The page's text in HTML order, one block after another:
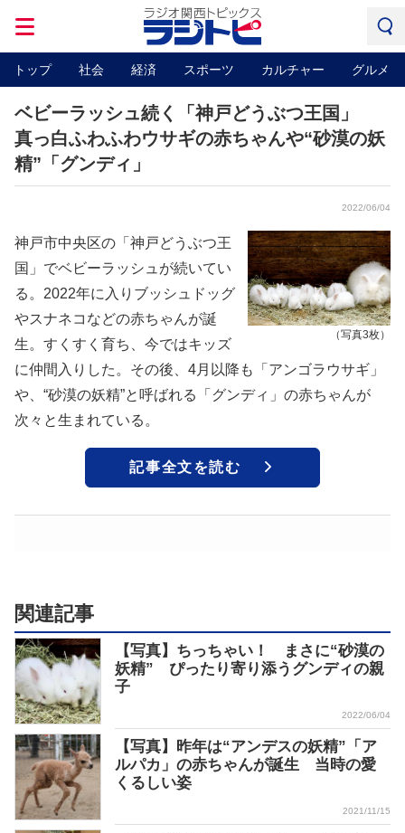
トップ 社会 経済 スポーツ カルチャー グルメ
ベビーラッシュ続く「神戸どうぶつ王国」
真っ白ふわふわウサギの赤ちゃんや“砂漠の妖
精”「グンディ」
2022/06/04
（写真3枚）
神戸市中央区の「神戸どうぶつ王
国」でベビーラッシュが続いてい
る。2022年に入りブッシュドッグ
やスナネコなどの赤ちゃんが誕
生。すくすく育ち、今ではキッズ
に仲間入りした。その後、4月以降も「アンゴラウサギ」
や、“砂漠の妖精”と呼ばれる「グンディ」の赤ちゃんが
次々と生まれている。
記事全文を読む
関連記事
【写真】ちっちゃい！ まさに“砂漠の
妖精” ぴったり寄り添うグンディの親
子
2022/06/04
【写真】昨年は“アンデスの妖精”「ア
ルパカ」の赤ちゃんが誕生 当時の愛
くるしい姿
2021/11/15